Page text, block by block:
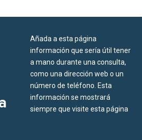
Añada a esta página
información que sería útil tener
a mano durante una consulta,
como una dirección web o un
número de teléfono. Esta
información se mostrará
siempre que visite esta página